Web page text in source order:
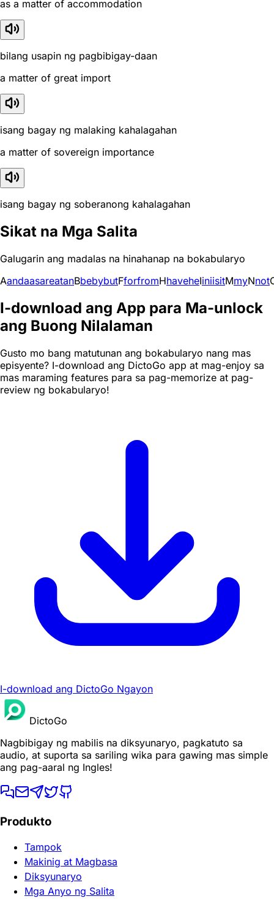
as a matter of accommodation
bilang usapin ng pagbibigay-daan
a matter of great import
isang bagay ng malaking kahalagahan
a matter of sovereign importance
isang bagay ng soberanong kahalagahan
Sikat na Mga Salita
Galugarin ang madalas na hinahanap na bokabularyo
AandaasareatanBbebybutFforfromHhaveheIiniisitMmyNnot
I-download ang App para Ma-unlock
ang Buong Nilalaman
Gusto mo bang matutunan ang bokabularyo nang mas
episyente? I-download ang DictoGo app at mag-enjoy sa
mas maraming features para sa pag-memorize at pag-
review ng bokabularyo!
I-download ang DictoGo Ngayon
DictoGo
Nagbibigay ng mabilis na diksyunaryo, pagkatuto sa
audio, at suporta sa sariling wika para gawing mas simple
ang pag-aaral ng Ingles!
Produkto
Tampok
Makinig at Magbasa
Diksyunaryo
Mga Anyo ng Salita